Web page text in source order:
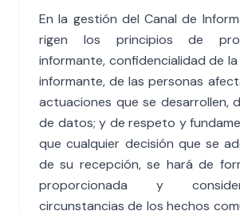
En la gestión del Canal de
rigen los principios de
informante, confidencialidad de
informante, de las personas
actuaciones que se desarrollen,
de datos; y de respeto y
que cualquier decisión que se
de su recepción, se hará de
proporcionada y
circunstancias de los hechos